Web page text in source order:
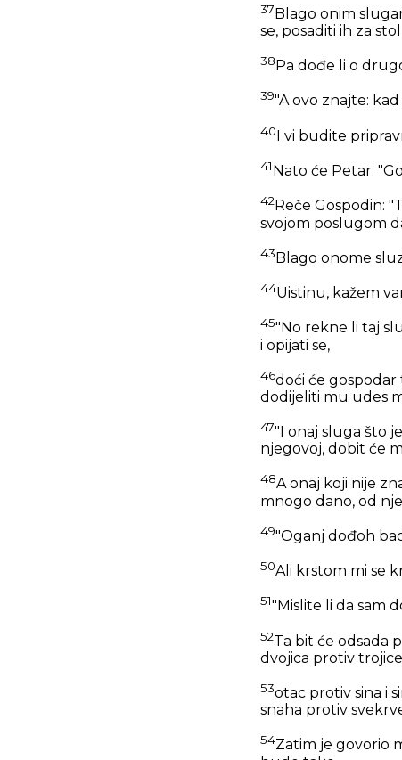
37Blago onim
se, posaditi ih za
38 Pa dođe li o
39"A ovo znajte:
40I vi budite
41 Nato će Petar:
42Reče Gospodin:
svojom poslugom
43Blago onome
44Uistinu, kažem
45"No rekne li taj
i opijati se,
46doći će gospodar
dodijeliti mu udes
47"I onaj sluga što
njegovoj, dobit će
48A onaj koji nije
mnogo dano, od
49"Oganj dođoh
50Ali krstom mi se
51"Mislite li da sam
52Ta bit će odsada
dvojica protiv
53otac protiv sina i
snaha protiv
54Zatim je govorio